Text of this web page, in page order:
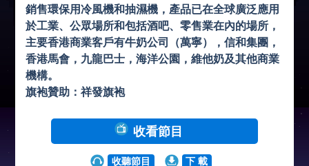
銷售環保用冷風機和抽濕機，產品已在全球廣泛應用
於工業、公眾場所和包括酒吧、零售業在內的場所，
主要香港商業客戶有牛奶公司（萬寧），信和集團，
香港馬會，九龍巴士，海洋公園，維他奶及其他商業
機構。
旗袍贊助：祥發旗袍
收看節目
收聽節目 下 載